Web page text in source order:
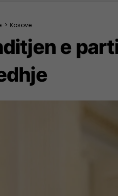
> Kosovë
e